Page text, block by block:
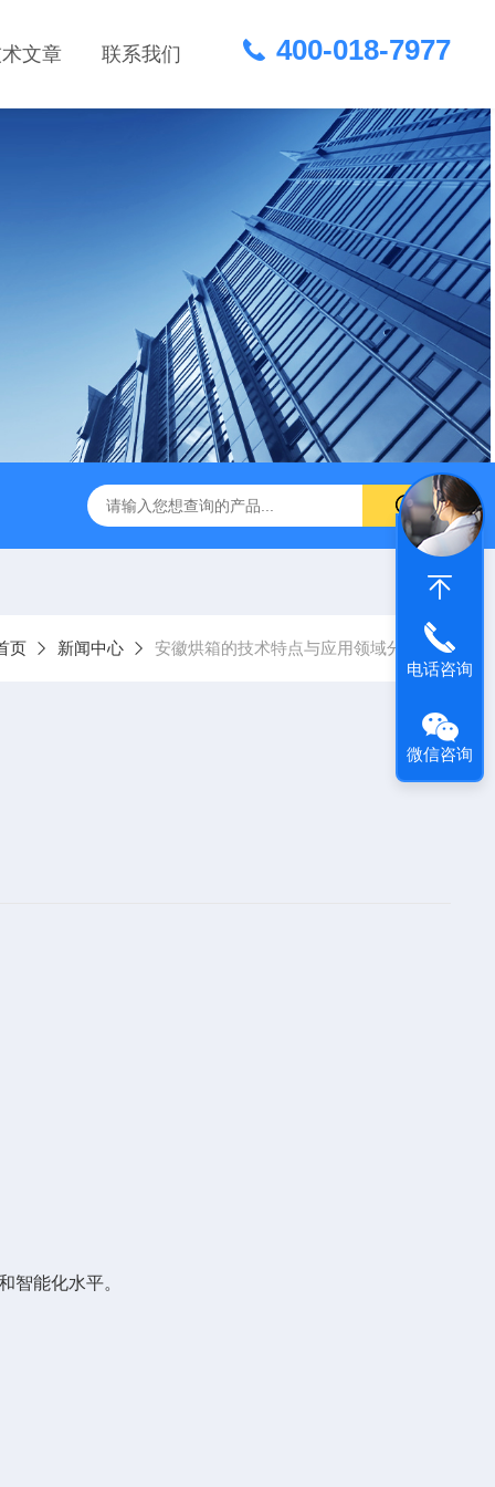
文章 联系我们 400-018-7977
高温老化试验箱 复合盐雾腐蚀试验箱 南京高低温
页 新闻中心 安徽烘箱的技术特点与应用领域分析
智能化水平。
电话咨询
微信咨询